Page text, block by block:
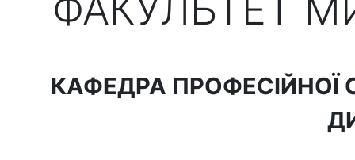
ФАКУЛЬТЕТ
КАФЕДРА ПРОФЕСІЙНОЇ